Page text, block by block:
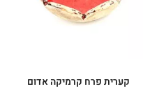
קערית פרח קרמיקה אדום